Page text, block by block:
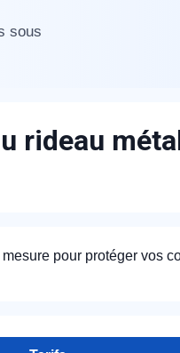
sous
rideau
pour protéger vos